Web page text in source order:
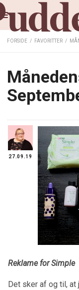
FORSIDE / FAVORITTER /
27.09.19
Reklame for Simple
Det sker af og til, at